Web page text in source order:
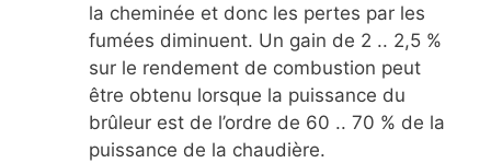
la cheminée et donc les pertes par les
fumées diminuent. Un gain de 2 .. 2,5 %
sur le rendement de combustion peut
être obtenu lorsque la puissance du
brûleur est de l’ordre de 60 .. 70 % de la
puissance de la chaudière.